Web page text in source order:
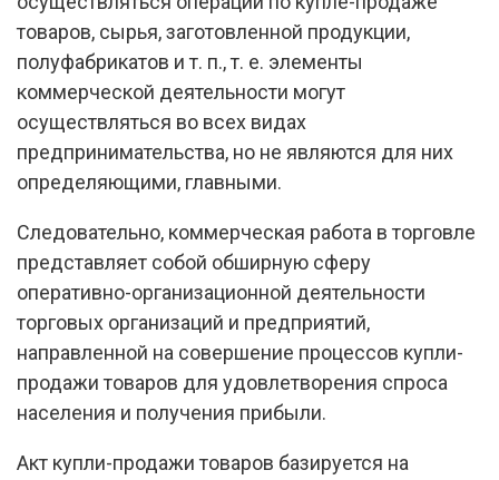
товаров, сырья, заготовленной продукции,
полуфабрикатов и т. п., т. е. элементы
коммерческой деятельности могут
осуществляться во всех видах
предпринимательства, но не являются для них
определяющими, главными.
Следовательно, коммерческая работа в торговле
представляет собой обширную сферу
оперативно-организационной деятельности
торговых организаций и предприятий,
направленной на совершение процессов купли-
продажи товаров для удовлетворения спроса
населения и получения прибыли.
Акт купли-продажи товаров базируется на